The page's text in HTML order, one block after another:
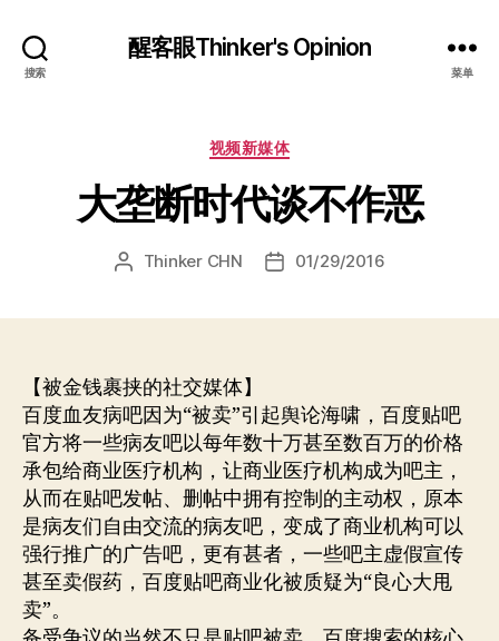
搜索
醒客眼Thinker's Opinion
菜单
分
视频新媒体
大垄断时代谈不作恶
文 Thinker CHN
发 01/29/2016
【被金钱裹挟的社交媒体】
百度血友病吧因为“被卖”引起舆论海啸，百度贴吧
官方将一些病友吧以每年数十万甚至数百万的价格
承包给商业医疗机构，让商业医疗机构成为吧主，
从而在贴吧发帖、删帖中拥有控制的主动权，原本
是病友们自由交流的病友吧，变成了商业机构可以
强行推广的广告吧，更有甚者，一些吧主虚假宣传
甚至卖假药，百度贴吧商业化被质疑为“良心大甩
卖”。